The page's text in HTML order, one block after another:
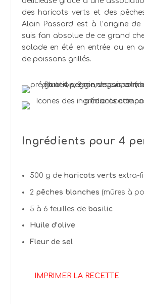
des haricots verts et des
Alain Passard est à l’origine de
suis fan absolue de ce grand
salade en été en entrée ou en
de poissons grillés.
Ingrédients pour 4
500 g de haricots verts extra-
2 pêches blanches (mûres à
5 à 6 feuilles de basilic
Huile d’olive
Fleur de sel
IMPRIMER LA RECETTE